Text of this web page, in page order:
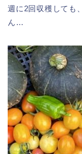
週に2回収穫しても
ん…